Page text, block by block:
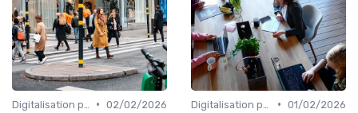
• 02/02/2026
• 01/02/2026